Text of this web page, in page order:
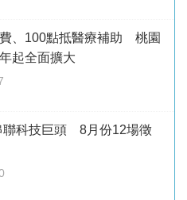
、100點抵醫療補助 桃園
起全面擴大
聯科技巨頭 8月份12場徵